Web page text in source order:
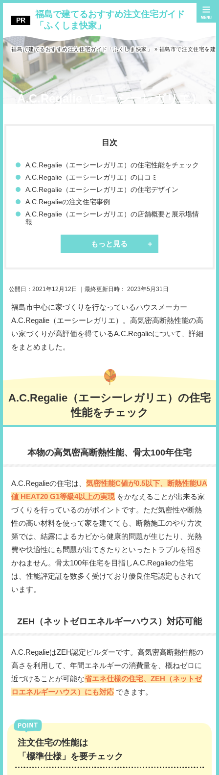
福島で建てるおすすめ注文住宅ガイド
「ふくしま快家」
福島で建てるおすすめ注文住宅ガイド「ふくしま快家」 » 福島市で注文住宅を建
A.C.Regalie（エーシーレガリエ）
A.C.Regalie（エーシーレガリエ）の住宅性能をチェック
A.C.Regalie（エーシーレガリエ）の口コミ
A.C.Regalie（エーシーレガリエ）の住宅デザイン
A.C.Regalieの注文住宅事例
A.C.Regalie（エーシーレガリエ）の店舗概要と展示場情
報
もっと見る
公開日： 2021年12月12日 ｜最終更新日時： 2023年5月31日
福島市中心に家づくりを行なっているハウスメーカー
A.C.Regalie（エーシーレガリエ）。高気密高断熱性能の高
い家づくりが高評価を得ているA.C.Regalieについて、詳細
をまとめました。
A.C.Regalie（エーシーレガリエ）の住宅
性能をチェック
本物の高気密高断熱性能、骨太100年住宅
A.C.Regalieの住宅は、気密性能C値が0.5以下、断熱性能UA
値 HEAT20 G1等級4以上の実現 をかなえることが出来る家
づくりを行っているのがポイントです。ただ気密性や断熱
性の高い材料を使って家を建てても、断熱施工のやり方次
第では、結露によるカビから健康的問題が生じたり、光熱
費や快適性にも問題が出てきたりといったトラブルを招き
かねません。骨太100年住宅を目指しA.C.Regalieの住宅
は、性能評定証を数多く受けており優良住宅認定もされて
います。
ZEH（ネットゼロエネルギーハウス）対応可能
A.C.RegalieはZEH認定ビルダーです。高気密高断熱性能の
高さを利用して、年間エネルギーの消費量を、概ねゼロに
近づけることが可能な省エネ仕様の住宅、ZEH（ネットゼ
ロエネルギーハウス）にも対応 できます。
注文住宅の性能は
「標準仕様」を要チェック